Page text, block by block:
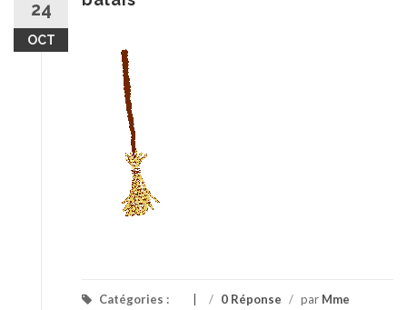
24
OCT
Catégories : / 0 Réponse / par Mme